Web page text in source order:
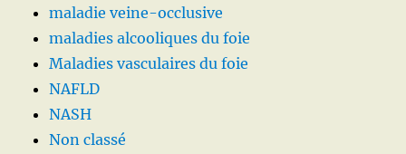
maladie veine-occlusive
maladies alcooliques du foie
Maladies vasculaires du foie
NAFLD
NASH
Non classé